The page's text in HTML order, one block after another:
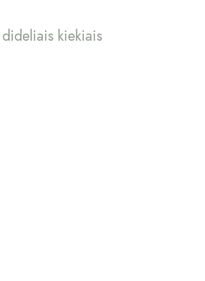
kiekiais